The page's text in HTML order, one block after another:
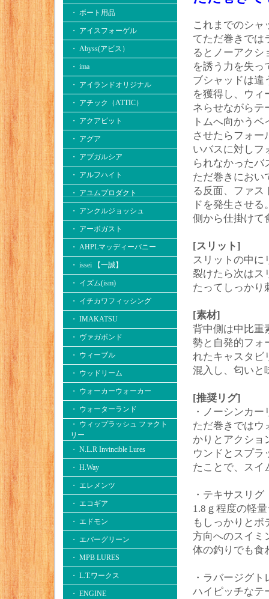
・ ボート用品
・ アイスフォーゲル
・ Abyss(アビス）
・ ima
・ アイランドオリジナル
・ アチック（ATTIC）
・ アクアビット
・ アグア
・ アブガルシア
・ アルフハイト
・ アユムプロダクト
・ アンクルジョッシュ
・ アーボガスト
・ AHPLマッディーバニー
・ issei 【一誠】
・ イズム(ism)
・ イチカワフィッシング
・ IMAKATSU
・ ヴァガボンド
・ ウィーブル
・ ウッドリーム
・ ウォーカーウォーカー
・ ウォーターランド
・ ウィップラッシュ ファクト
リー
・ N.L.R Invincible Lures
・ H.Way
・ エレメンツ
・ エコギア
・ エドモン
・ エバーグリーン
・ MPB LURES
・ L.T.ワークス
・ ENGINE
これまでのシャ
てただ巻きでは
るとノーアクシ
を誘う力を失っ
ブシャッドは違
を獲得し、ウィ
ネらせながらテ
トムへ向かう
させたらフォー
いバスに対しフ
られなかった
ただ巻きにおい
る反面、ファス
ドを発生させ
側から仕掛けて
[スリット]
スリットの中に
裂けたら次はス
たってしっかり
[素材]
背中側は中比重
勢と自発的フォ
れたキャスタビ
混入し、匂いと
[推奨リグ]
・ノーシンカー
ただ巻きではウ
かりとアクショ
ウンドとスプラ
たことで、スイ
・テキサスリグ
1.8ｇ程度の軽
もしっかりと
方向へのスイミ
体の釣りでも食
・ラバージグト
ハイピッチなテ